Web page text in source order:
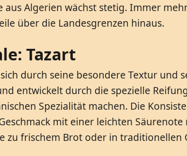
aus Algerien wächst stetig. Immer
über die Landesgrenzen hinaus.
Tazart
durch seine besondere Textur
entwickelt durch die spezielle
Spezialität machen. Die
mit einer leichten
zu frischem Brot oder in traditionellen